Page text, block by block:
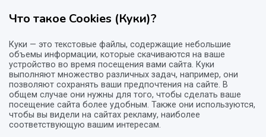
Что такое Cookies (Куки)?
Куки — это текстовые файлы, содержащие небольшие
объемы информации, которые скачиваются на ваше
устройство во время посещения вами сайта. Куки
выполняют множество различных задач, например, они
позволяют сохранять ваши предпочтения на сайте. В
общем случае они нужны для того, чтобы сделать ваше
посещение сайта более удобным. Также они используются,
чтобы вы видели на сайтах рекламу, наиболее
соответствующую вашим интересам.